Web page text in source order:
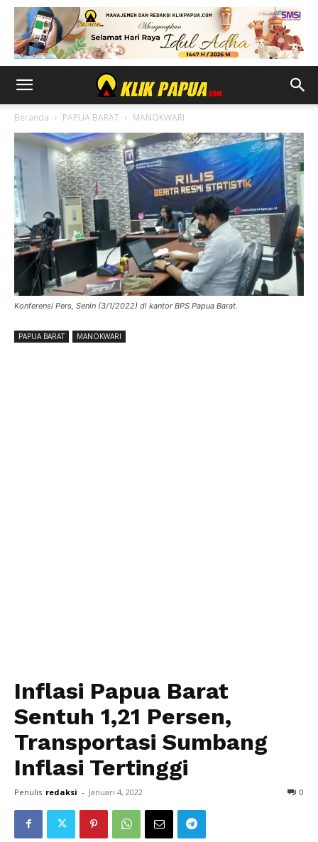
Beranda PAPUA BARAT MANOKWARI
Konferensi Pers, Senin (3/1/2022) di kantor BPS Papua Barat.
PAPUA BARAT MANOKWARI
Inflasi Papua Barat
Sentuh 1,21 Persen,
Transportasi Sumbang
Inflasi Tertinggi
Penulis redaksi - Januari 4, 2022 0